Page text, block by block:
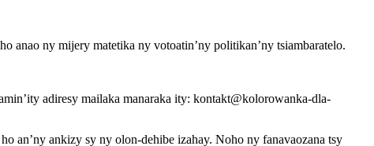
anao ny mijery matetika ny votoatin’ny politikan’ny tsiambaratelo.
adiresy mailaka manaraka ity: kontakt@kolorowanka-dla-
an’ny ankizy sy ny olon-dehibe izahay. Noho ny fanavaozana tsy